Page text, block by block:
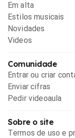
Em alta
Estilos musicais
Novidades
Videos
Comunidade
Entrar ou criar
Enviar cifras
Pedir videoaula
Sobre o site
Termos de uso e